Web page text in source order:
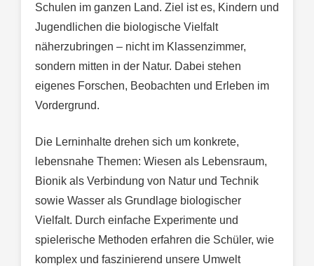
Schulen im ganzen Land. Ziel ist es, Kindern und
Jugendlichen die biologische Vielfalt
näherzubringen – nicht im Klassenzimmer,
sondern mitten in der Natur. Dabei stehen
eigenes Forschen, Beobachten und Erleben im
Vordergrund.
Die Lerninhalte drehen sich um konkrete,
lebensnahe Themen: Wiesen als Lebensraum,
Bionik als Verbindung von Natur und Technik
sowie Wasser als Grundlage biologischer
Vielfalt. Durch einfache Experimente und
spielerische Methoden erfahren die Schüler, wie
komplex und faszinierend unsere Umwelt